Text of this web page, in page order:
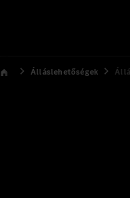
Álláslehetőségek